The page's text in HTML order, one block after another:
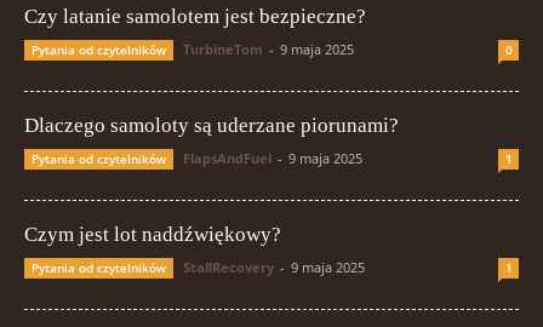
Czy latanie samolotem jest bezpieczne?
Pytania od czytelników TurbineTom - 9 maja 2025 0
Dlaczego samoloty są uderzane piorunami?
Pytania od czytelników FlapsAndFuel - 9 maja 2025 1
Czym jest lot naddźwiękowy?
Pytania od czytelników StallRecovery - 9 maja 2025 1